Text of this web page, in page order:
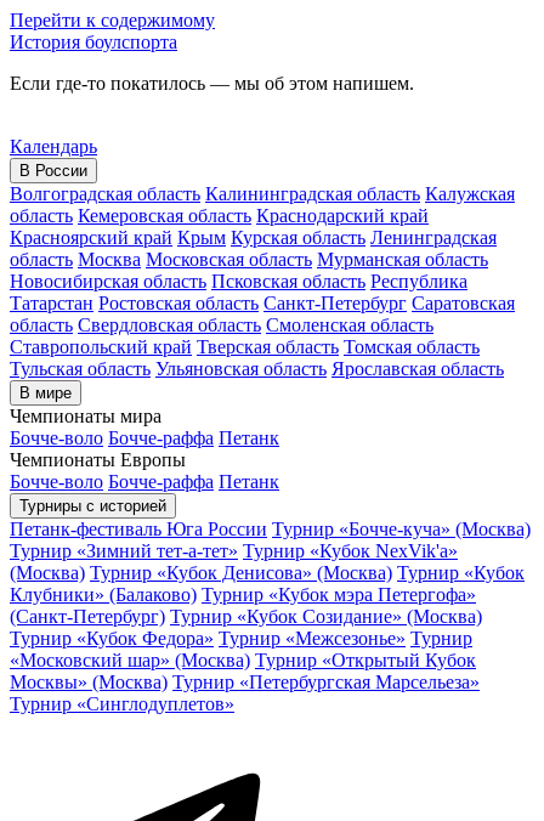
Перейти к содержимому
История боулспорта
Если где-то покатилось — мы об этом напишем.
Календарь
В России
Волгоградская область Калининградская область Калужская
область Кемеровская область Краснодарский край
Красноярский край Крым Курская область Ленинградская
область Москва Московская область Мурманская область
Новосибирская область Псковская область Республика
Татарстан Ростовская область Санкт-Петербург Саратовская
область Свердловская область Смоленская область
Ставропольский край Тверская область Томская область
Тульская область Ульяновская область Ярославская область
В мире
Чемпионаты мира
Бочче-воло Бочче-раффа Петанк
Чемпионаты Европы
Бочче-воло Бочче-раффа Петанк
Турниры с историей
Петанк-фестиваль Юга России Турнир «Бочче-куча» (Москва)
Турнир «Зимний тет-а-тет» Турнир «Кубок NexVik'a»
(Москва) Турнир «Кубок Денисова» (Москва) Турнир «Кубок
Клубники» (Балаково) Турнир «Кубок мэра Петергофа»
(Санкт-Петербург) Турнир «Кубок Созидание» (Москва)
Турнир «Кубок Федора» Турнир «Межсезонье» Турнир
«Московский шар» (Москва) Турнир «Открытый Кубок
Москвы» (Москва) Турнир «Петербургская Марсельеза»
Турнир «Синглодуплетов»